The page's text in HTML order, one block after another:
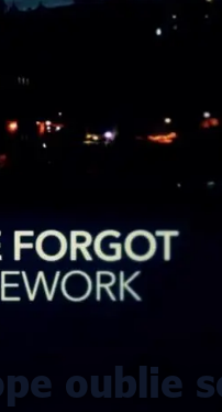
oublie